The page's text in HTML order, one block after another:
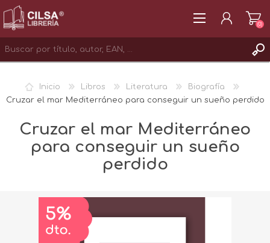
INICIAR SESIÓN
(0)
Inicio Libros Literatura
Biografía
Cruzar el mar Mediterráneo para conseguir un sueño perdido
Cruzar el mar Mediterráneo
para conseguir un sueño
perdido